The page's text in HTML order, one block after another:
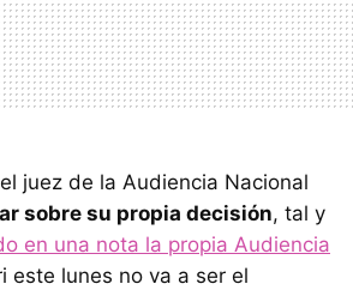
juez de la Audiencia Nacional
sobre su propia decisión, tal y
en una nota la propia Audiencia
este lunes no va a ser el